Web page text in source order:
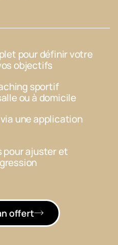
pour définir votre
objectifs
sportif
ou à domicile
une application
pour ajuster et
offert